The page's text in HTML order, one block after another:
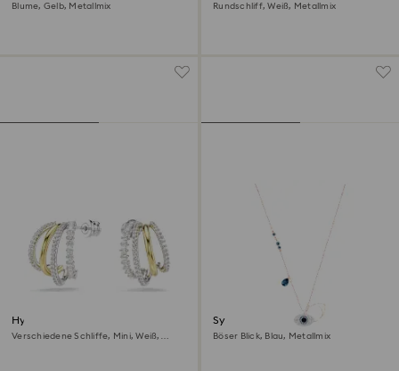
Blume, Gelb, Metallmix Rundschliff, Weiß, Metallmix
Hyperbola Kreolen
Verschiedene Schliffe, Mini, Weiß,
Symbolica Anhänger
Böser Blick, Blau, Metallmix